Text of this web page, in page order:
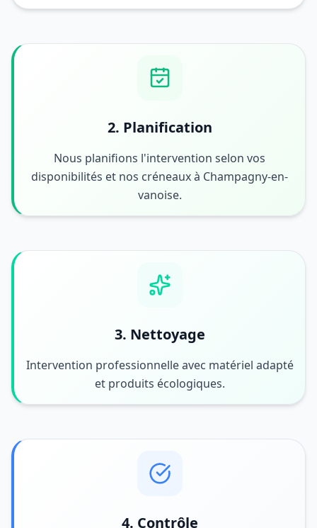
2. Planification
Nous planifions l'intervention selon vos
disponibilités et nos créneaux à Champagny-en-
vanoise.
3. Nettoyage
Intervention professionnelle avec matériel adapté
et produits écologiques.
4. Contrôle